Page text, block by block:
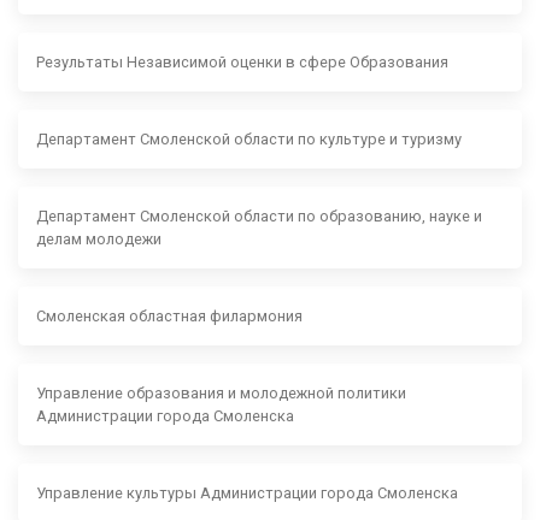
Результаты Независимой оценки в сфере Образования
Департамент Смоленской области по культуре и туризму
Департамент Смоленской области по образованию, науке и
делам молодежи
Смоленская областная филармония
Управление образования и молодежной политики
Администрации города Смоленска
Управление культуры Администрации города Смоленска